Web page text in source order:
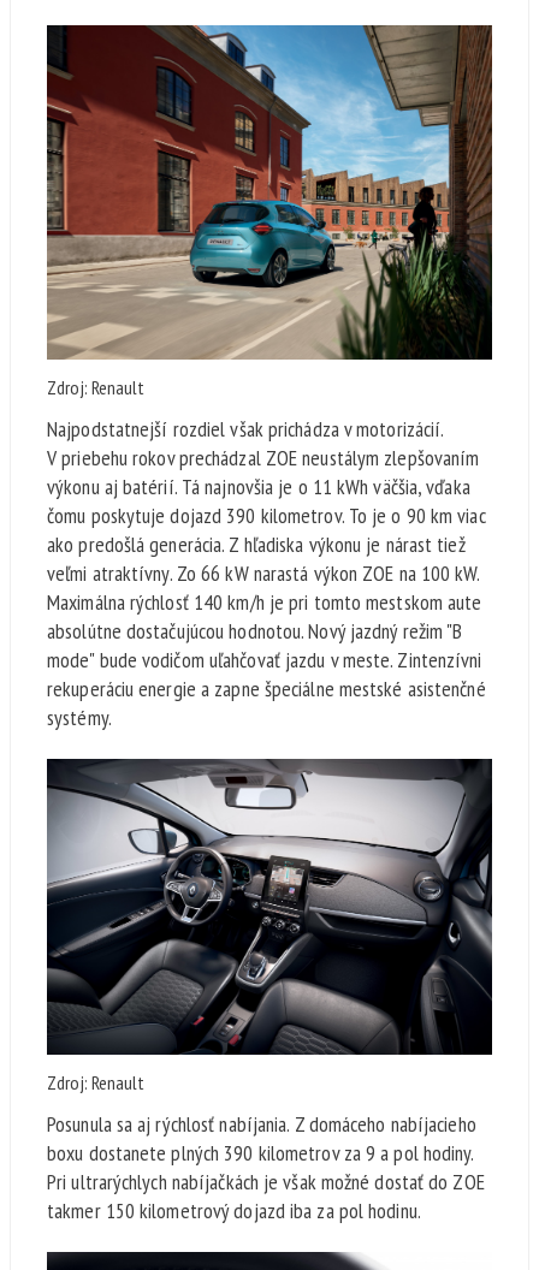
Zdroj: Renault
Najpodstatnejší rozdiel však prichádza v motorizácií.
V priebehu rokov prechádzal ZOE neustálym zlepšovaním
výkonu aj batérií. Tá najnovšia je o 11 kWh väčšia, vďaka
čomu poskytuje dojazd 390 kilometrov. To je o 90 km viac
ako predošlá generácia. Z hľadiska výkonu je nárast tiež
veľmi atraktívny. Zo 66 kW narastá výkon ZOE na 100 kW.
Maximálna rýchlosť 140 km/h je pri tomto mestskom aute
absolútne dostačujúcou hodnotou. Nový jazdný režim "B
mode" bude vodičom uľahčovať jazdu v meste. Zintenzívni
rekuperáciu energie a zapne špeciálne mestské asistenčné
systémy.
Zdroj: Renault
Posunula sa aj rýchlosť nabíjania. Z domáceho nabíjacieho
boxu dostanete plných 390 kilometrov za 9 a pol hodiny.
Pri ultrarýchlych nabíjačkách je však možné dostať do ZOE
takmer 150 kilometrový dojazd iba za pol hodinu.